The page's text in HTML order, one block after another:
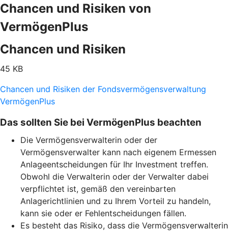
Chancen und Risiken von
VermögenPlus
Chancen und Risiken
45 KB
Chancen und Risiken der Fondsvermögensverwaltung
VermögenPlus
Das sollten Sie bei VermögenPlus beachten
Die Vermögensverwalterin oder der
Vermögensverwalter kann nach eigenem Ermessen
Anlageentscheidungen für Ihr Investment treffen.
Obwohl die Verwalterin oder der Verwalter dabei
verpflichtet ist, gemäß den vereinbarten
Anlagerichtlinien und zu Ihrem Vorteil zu handeln,
kann sie oder er Fehlentscheidungen fällen.
Es besteht das Risiko, dass die Vermögensverwalterin